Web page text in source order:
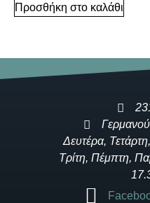
Προσθήκη στο καλάθι
Δευτέρα,
Τρίτη, Πέμπτη,